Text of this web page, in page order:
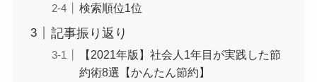
検索順位1位
記事振り返り
【2021年版】社会人1年目が実践した節
約術8選【かんたん節約】